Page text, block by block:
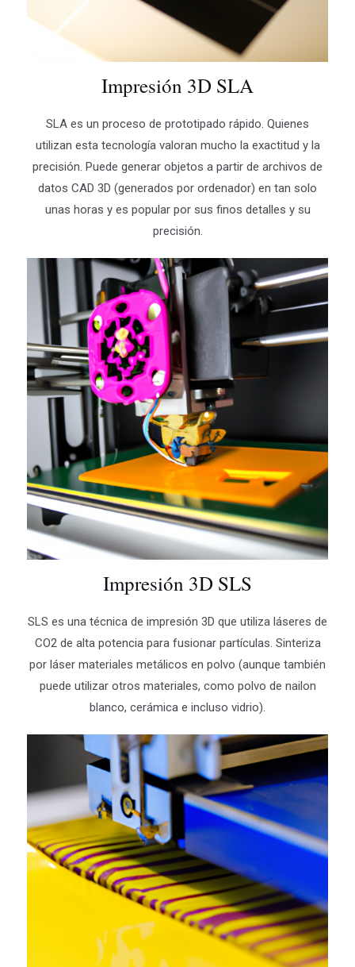
Impresión 3D SLA
SLA es un proceso de prototipado rápido. Quienes
utilizan esta tecnología valoran mucho la exactitud y la
precisión. Puede generar objetos a partir de archivos de
datos CAD 3D (generados por ordenador) en tan solo
unas horas y es popular por sus finos detalles y su
precisión.
Impresión 3D SLS
SLS es una técnica de impresión 3D que utiliza láseres de
CO2 de alta potencia para fusionar partículas. Sinteriza
por láser materiales metálicos en polvo (aunque también
puede utilizar otros materiales, como polvo de nailon
blanco, cerámica e incluso vidrio).